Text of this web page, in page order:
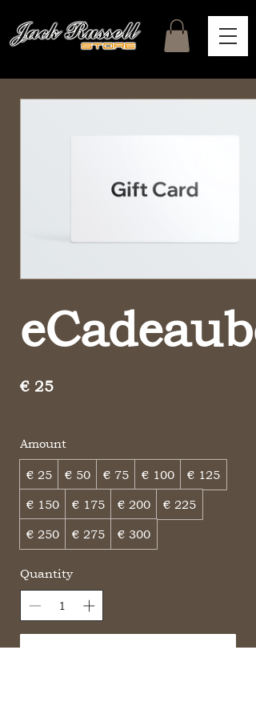
€ 25
Amount
€ 25 € 50 € 75 € 100
€ 125
€ 150
€ 175 € 200
€ 225
€ 250
€ 275 € 300
Quantity